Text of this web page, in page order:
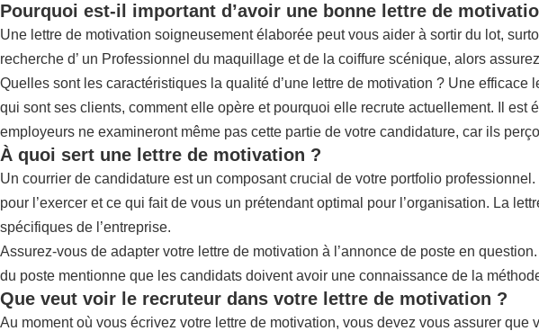
Pourquoi est-il important d’avoir une bonne lettre de
Une lettre de motivation soigneusement élaborée peut vous aider à sortir du lot,
recherche d’ un Professionnel du maquillage et de la coiffure scénique, alors
Quelles sont les caractéristiques la qualité d’une lettre de motivation ? Une
qui sont ses clients, comment elle opère et pourquoi elle recrute actuellement. Il
employeurs ne examineront même pas cette partie de votre candidature, car ils
À quoi sert une lettre de motivation ?
Un courrier de candidature est un composant crucial de votre portfolio
pour l’exercer et ce qui fait de vous un prétendant optimal pour l’organisation. La
spécifiques de l’entreprise.
Assurez-vous de adapter votre lettre de motivation à l’annonce de poste en
du poste mentionne que les candidats doivent avoir une connaissance de la
Que veut voir le recruteur dans votre lettre de motivation ?
Au moment où vous écrivez votre lettre de motivation, vous devez vous assurer